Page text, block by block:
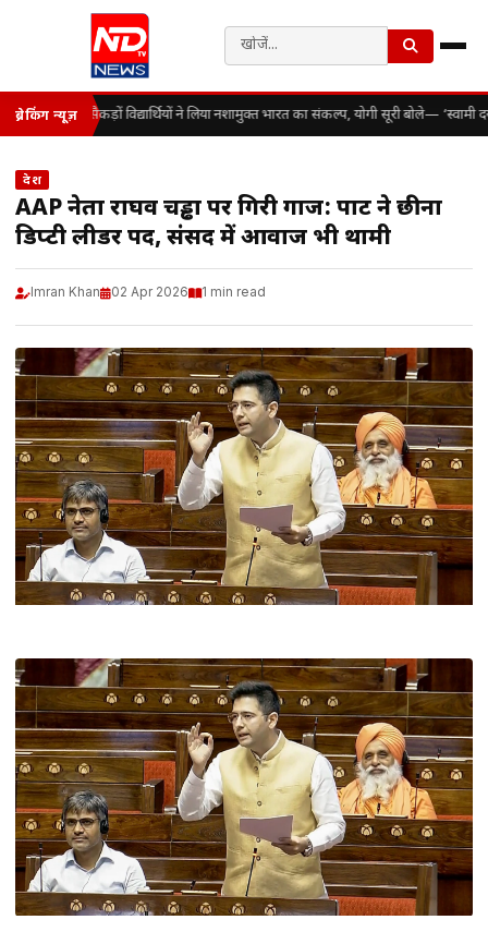
ब्रेकिंग न्यूज़ सैकड़ों विद्यार्थियों ने लिया नशामुक्त भारत का संकल्प, योगी सूरी बोले—
देश
AAP नेता राघव चड्ढा पर गिरी गाज: पार्टी ने छीना
डिप्टी लीडर पद, संसद में आवाज भी थामी
Imran Khan 02 Apr 2026 1 min read